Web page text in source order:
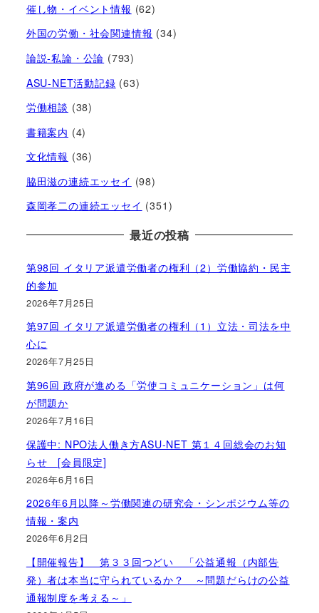
催し物・イベント情報 (62)
外国の労働・社会関連情報 (34)
論説-私論・公論 (793)
ASU-NET活動記録 (63)
労働相談 (38)
書籍案内 (4)
文化情報 (36)
脇田滋の連続エッセイ (98)
森岡孝二の連続エッセイ (351)
最近の投稿
第98回 イタリア派遣労働者の権利（2）労働協約・民主
的参加
2026年7月25日
第97回 イタリア派遣労働者の権利（1）立法・司法を中
心に
2026年7月25日
第96回 政府が進める「労使コミュニケーション」は何
が問題か
2026年7月16日
保護中: NPO法人働き方ASU-NET 第１４回総会のお知
らせ [会員限定]
2026年6月16日
2026年6月以降～労働関連の研究会・シンポジウム等の
情報・案内
2026年6月2日
【開催報告】 第３３回つどい 「公益通報（内部告
発）者は本当に守られているか？ ～問題だらけの公益
通報制度を考える～」